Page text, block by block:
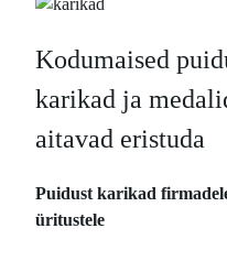
Kodumaised
karikad ja
aitavad eristuda
Puidust karikad
üritustele